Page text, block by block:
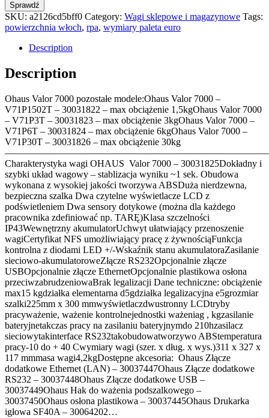
Sprawdź
SKU: a2126cd5bff0 Category: Wagi sklepowe i magazynowe Tags:
powierzchnia włoch, rpa, wymiary paleta euro
Description
Description
Ohaus Valor 7000 pozostałe modele:Ohaus Valor 7000 –
V71P1502T – 30031822 – max obciążenie 1,5kgOhaus Valor 7000
– V71P3T – 30031823 – max obciążenie 3kgOhaus Valor 7000 –
V71P6T – 30031824 – max obciążenie 6kgOhaus Valor 7000 –
V71P30T – 30031826 – max obciążenie 30kg
Charakterystyka wagi OHAUS Valor 7000 – 30031825Dokładny i
szybki układ wagowy – stablizacja wyniku ~1 sek. Obudowa
wykonana z wysokiej jakości tworzywa ABSDuża nierdzewna,
bezpieczna szalka Dwa czytelne wyświetlacze LCD z
podświetleniem Dwa sensory dotykowe (można dla każdego
pracownika zdefiniować np. TARĘ)Klasa szczelności
IP43Wewnętrzny akumulatorUchwyt ułatwiający przenoszenie
wagiCertyfikat NFS umożliwiający pracę z żywnościąFunkcja
kontrolna z diodami LED +/-Wskaźnik stanu akumulatoraZasilanie
sieciowo-akumulatoroweZłącze RS232Opcjonalnie złącze
USBOpcjonalnie złącze EthernetOpcjonalnie plastikowa osłona
przeciwzabrudzeniowaBrak legalizacji Dane techniczne: obciążenie
max15 kgdziałka elementarna d5gdziałka legalizacyjna e5grozmiar
szalki225mm x 300 mmwyświetlaczdwustronny LCDtryby
pracyważenie, ważenie kontrolnejednostki ważeniag , kgzasilanie
bateryjnetakczas pracy na zasilaniu bateryjnymdo 210hzasilacz
sieciowytakinterface RS232takobudowatworzywo ABStemperatura
pracy-10 do + 40 Cwymiary wagi (szer. x dług. x wys.)311 x 327 x
117 mmmasa wagi4,2kgDostępne akcesoria: Ohaus Złącze
dodatkowe Ethernet (LAN) – 30037447Ohaus Złącze dodatkowe
RS232 – 30037448Ohaus Złącze dodatkowe USB –
30037449Ohaus Hak do ważenia podszalkowego –
30037450Ohaus osłona plastikowa – 30037445Ohaus Drukarka
igłowa SF40A – 30064202…